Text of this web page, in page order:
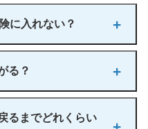
間で共有されています。良
も引き継がれます。
「事
」は無意味です。
に入れない？
倍以上になることも。1
お客様で1等級まで落ちた
万円を超えていました。
る？
ません。100%相手の過失な
で、自分の等級には影響
るまでどれくらい